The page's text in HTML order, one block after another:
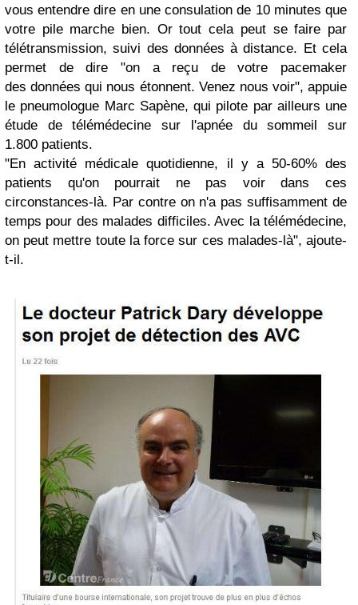
vous entendre dire en une consulation de 10 minutes que
votre pile marche bien. Or tout cela peut se faire par
télétransmission, suivi des données à distance. Et cela
permet de dire "on a reçu de votre pacemaker
des données qui nous étonnent. Venez nous voir", appuie
le pneumologue Marc Sapène, qui pilote par ailleurs une
étude de télémédecine sur l'apnée du sommeil sur
1.800 patients.
"En activité médicale quotidienne, il y a 50-60% des
patients qu'on pourrait ne pas voir dans ces
circonstances-là. Par contre on n'a pas suffisamment de
temps pour des malades difficiles. Avec la télémédecine,
on peut mettre toute la force sur ces malades-là", ajoute-
t-il.